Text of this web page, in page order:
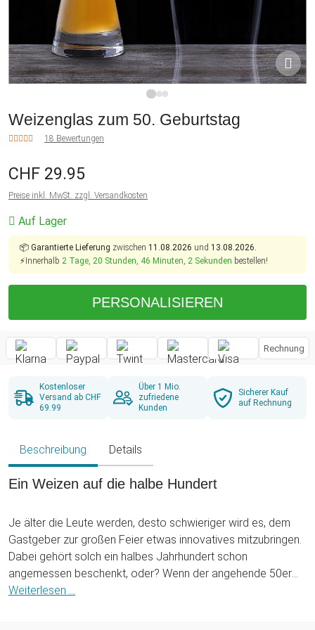
Weizenglas zum 50. Geburtstag
18 Bewertungen
CHF 29.95
Preise inkl. MwSt. zzgl. Versandkosten
Auf Lager
📦 Garantierte Lieferung zwischen 11.08.2026 und 13.08.2026.
⚡Innerhalb 2 Tage, 20 Stunden, 46 Minuten, 2 Sekunden bestellen!
PERSONALISIEREN
Rechnung
Kostenloser
Versand ab CHF
69.99
Über 1 Mio.
zufriedene
Kunden
Sicherer Kauf
auf Rechnung
Beschreibung Details
Ein Weizen auf die halbe Hundert
Je älter die Leute werden, desto schwieriger wird es, dem
Gastgeber zur großen Feier etwas innovatives mitzubringen.
Dabei gehört solch ein halbes Jahrhundert schon
angemessen beschenkt, oder? Wenn der angehende 50er
auch noch ein passionierter Weizentrinker ist, dann schenke
Weiterlesen ...